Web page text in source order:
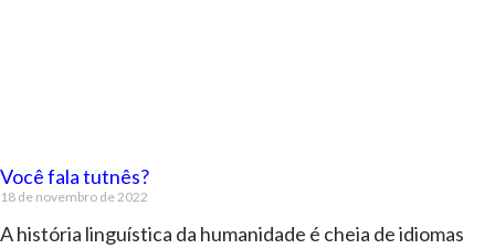
Você fala tutnês?
18 de novembro de 2022
A história linguística da humanidade é cheia de idiomas